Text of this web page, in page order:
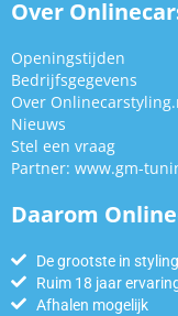
Over
Openingstijden
Bedrijfsgegevens
Over
Nieuws
Stel een vraag
Partner: www.gm-
Daarom
De grootste in styling
Ruim 18 jaar
Afhalen mogelijk